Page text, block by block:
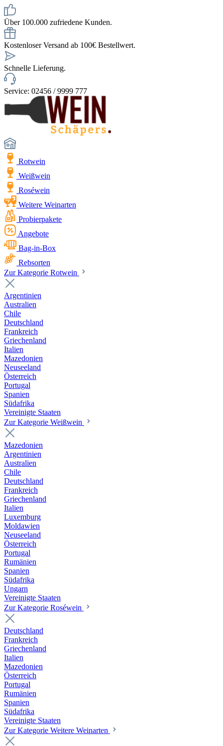
Über 100.000 zufriedene Kunden.
Kostenloser Versand ab 100€ Bestellwert.
Schnelle Lieferung.
Service: 02456 / 9999 777
Rotwein
Weißwein
Roséwein
Weitere Weinarten
Probierpakete
Angebote
Bag-in-Box
Rebsorten
Zur Kategorie Rotwein
Argentinien
Australien
Chile
Deutschland
Frankreich
Griechenland
Italien
Mazedonien
Neuseeland
Österreich
Portugal
Spanien
Südafrika
Vereinigte Staaten
Zur Kategorie Weißwein
Mazedonien
Argentinien
Australien
Chile
Deutschland
Frankreich
Griechenland
Italien
Luxemburg
Moldawien
Neuseeland
Österreich
Portugal
Rumänien
Spanien
Südafrika
Ungarn
Vereinigte Staaten
Zur Kategorie Roséwein
Deutschland
Frankreich
Griechenland
Italien
Mazedonien
Österreich
Portugal
Rumänien
Spanien
Südafrika
Vereinigte Staaten
Zur Kategorie Weitere Weinarten